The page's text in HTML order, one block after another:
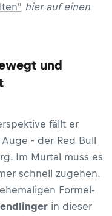
hier auf einen
und
fällt er
- der Red Bull
Im Murtal muss es
schnell zugehen.
Formel-
in dieser